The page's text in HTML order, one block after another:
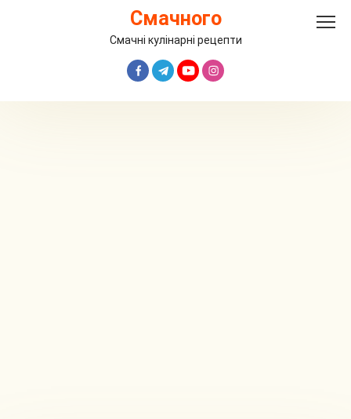
Смачного
Смачні кулінарні рецепти